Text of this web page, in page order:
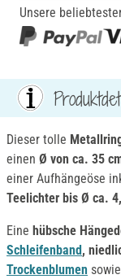
Unsere
Dieser tolle
einen Ø von ca. 35
einer Aufhängeöse
Teelichter bis Ø ca.
Eine hübsche
Schleifenband,
Trockenblumen